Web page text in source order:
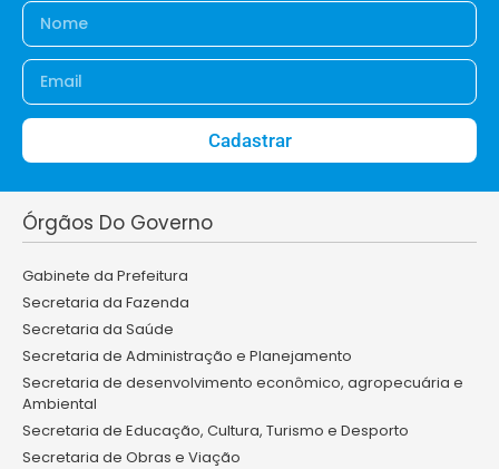
Cadastrar
Órgãos Do Governo
Gabinete da Prefeitura
Secretaria da Fazenda
Secretaria da Saúde
Secretaria de Administração e Planejamento
Secretaria de desenvolvimento econômico, agropecuária e
Ambiental
Secretaria de Educação, Cultura, Turismo e Desporto
Secretaria de Obras e Viação